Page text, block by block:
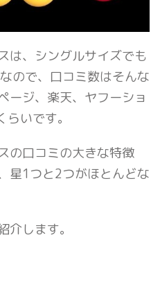
は、シングルサイズでも
ので、口コミ数はそんな
ージ、楽天、ヤフーショ
いです。
の口コミの大きな特徴
星1つと2つがほとんどな
します。